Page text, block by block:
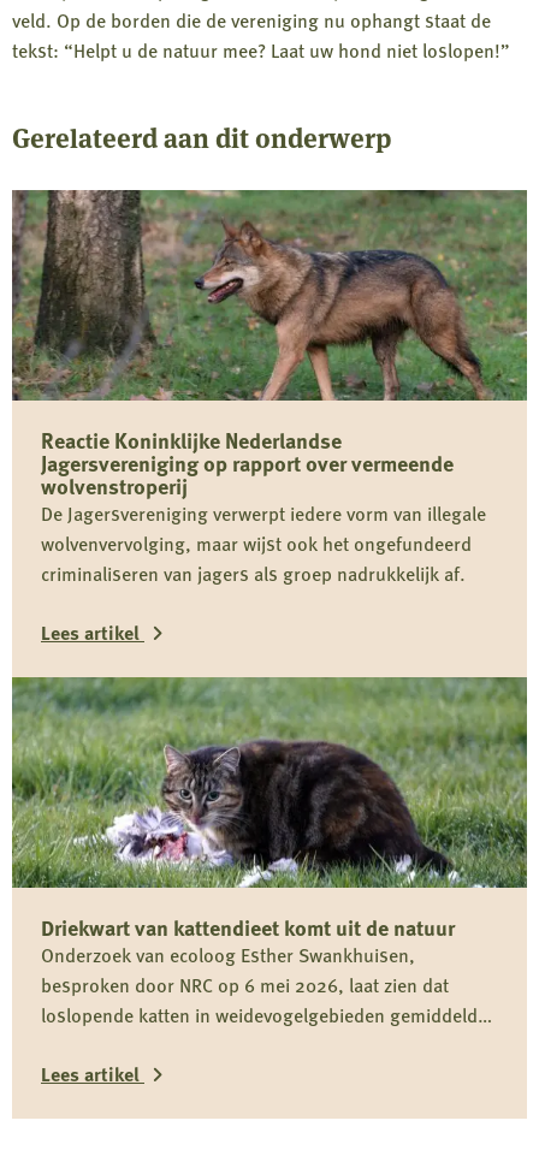
veld. Op de borden die de vereniging nu ophangt staat de
tekst: “Helpt u de natuur mee? Laat uw hond niet loslopen!”
Gerelateerd aan dit onderwerp
Reactie Koninklijke Nederlandse
Jagersvereniging op rapport over vermeende
wolvenstroperij
De Jagersvereniging verwerpt iedere vorm van illegale
wolvenvervolging, maar wijst ook het ongefundeerd
criminaliseren van jagers als groep nadrukkelijk af.
Lees artikel
Lees
meer
over
Reactie
Koninklijke
Nederlandse
Jagersvereniging
rapport
over
vermeende
wolvenstroperij
Driekwart van kattendieet komt uit de natuur
Onderzoek van ecoloog Esther Swankhuisen,
besproken door NRC op 6 mei 2026, laat zien dat
loslopende katten in weidevogelgebieden gemiddeld
onderdeel zijn van het predatiedebat. Voor kwetsbare
Lees artikel